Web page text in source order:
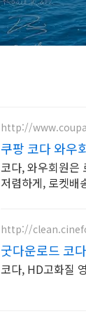
http://
쿠팡 코다 와우
코다, 와우회원은
저렴하게, 로켓배
http://
굿다운로드 코
코다, HD고화질